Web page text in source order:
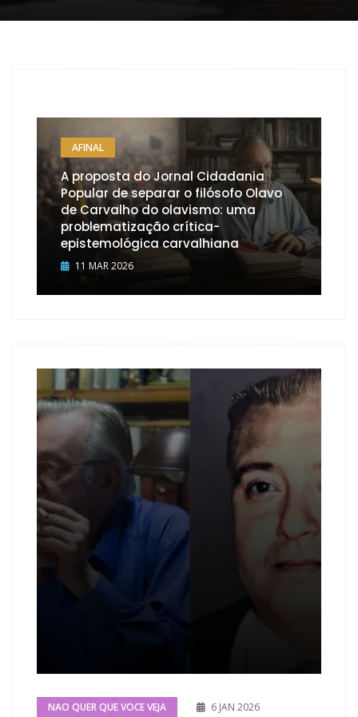
AFINAL
A proposta do Jornal Cidadania
Popular de separar o filósofo Olavo
de Carvalho do olavismo: uma
problematização crítica-
epistemológica carvalhiana
11 MAR 2026
NAO QUER QUE VOCE VEJA 6 JAN 2026